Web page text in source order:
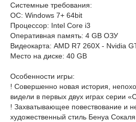
Cистемные требования:
ОС: Windows 7+ 64bit
Процессор: Intel Core i3
Оперативная память: 4 GB ОЗУ
Видеокарта: AMD R7 260X - Nvidia
Место на диске: 40 GB
Особенности игры:
! Совершенно новая история,
видели в первых двух играх серии
! Захватывающее повествование и
художественный стиль Бенуа Сокаля